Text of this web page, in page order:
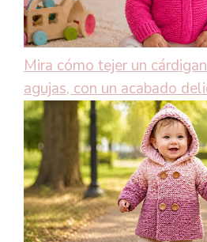
Mira cómo tejer un
agujas, con un acabado